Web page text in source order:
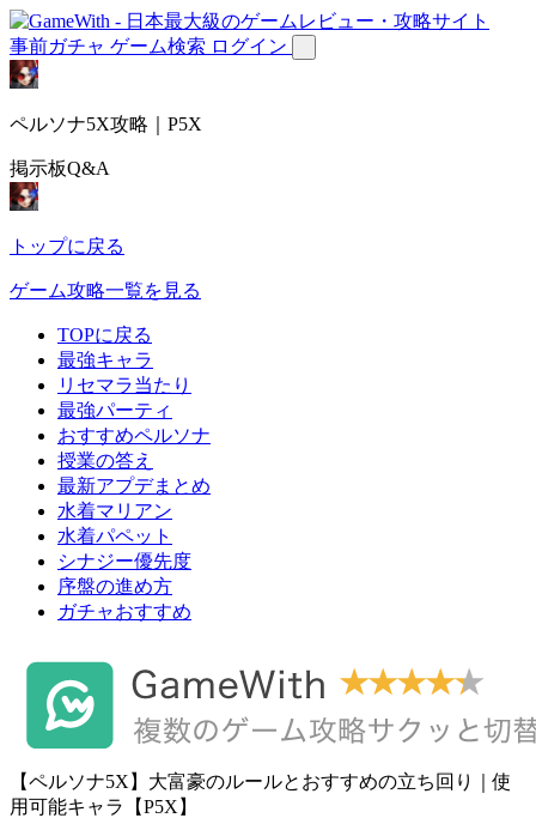
事前ガチャ ゲーム検索 ログイン
ペルソナ5X攻略｜P5X
掲示板Q&A
トップに戻る
ゲーム攻略一覧を見る
TOPに戻る
最強キャラ
リセマラ当たり
最強パーティ
おすすめペルソナ
授業の答え
最新アプデまとめ
水着マリアン
水着パペット
シナジー優先度
序盤の進め方
ガチャおすすめ
【ペルソナ5X】大富豪のルールとおすすめの立ち回り｜使
用可能キャラ【P5X】